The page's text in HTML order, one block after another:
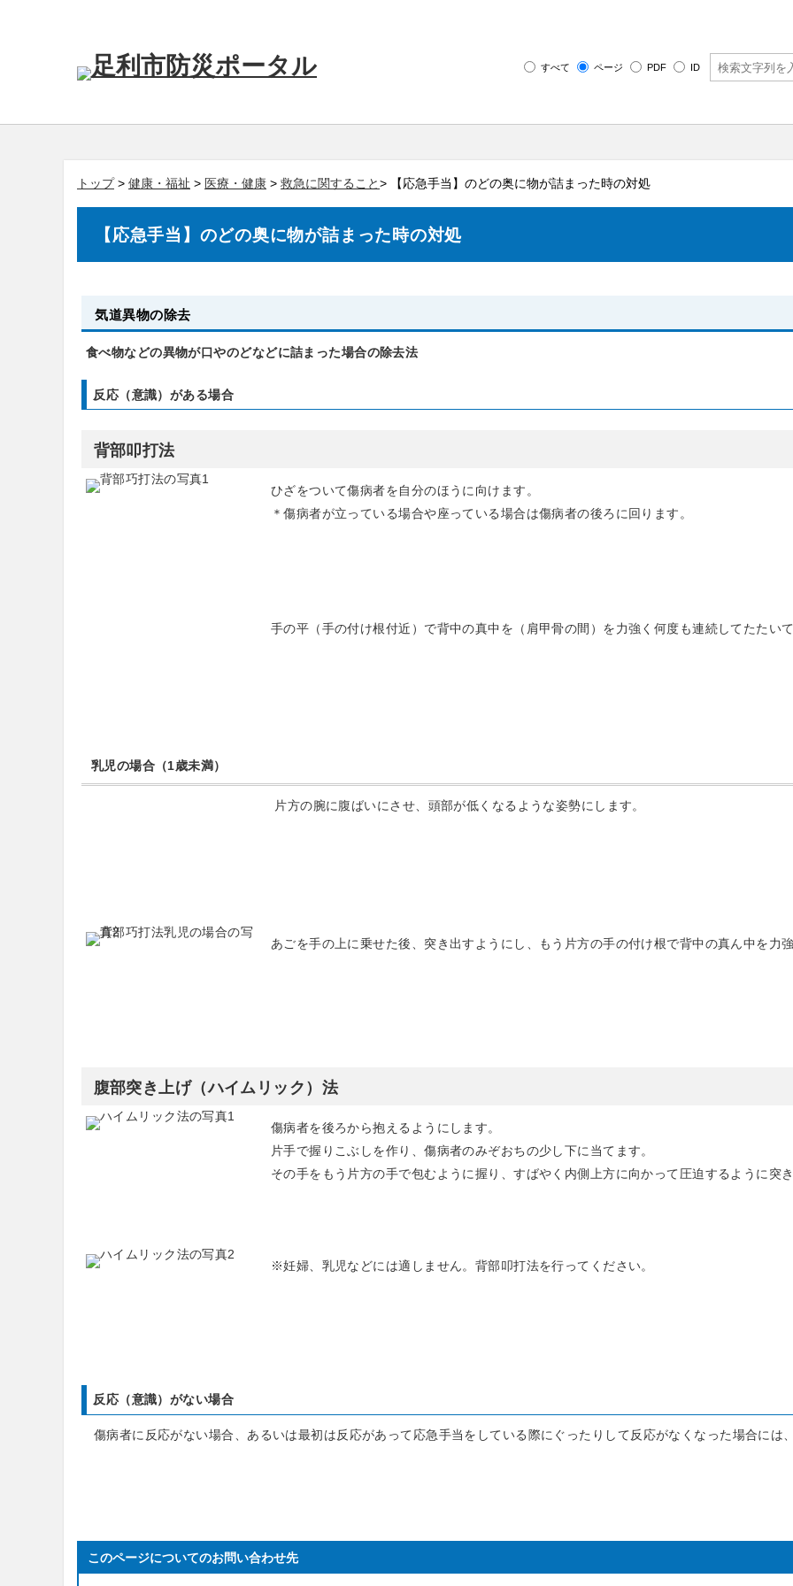
すべて ページ PDF ID
トップ> 健康・福祉 > 医療・健康 > 救急に関すること> 【応急手当】のどの奥に物が詰まった時の対処
【応急手当】のどの奥に物が詰まった時の対処
気道異物の除去
食べ物などの異物が口やのどなどに詰まった場合の除去法
反応（意識）がある場合
背部叩打法
ひざをついて傷病者を自分のほうに向けます。
＊傷病者が立っている場合や座っている場合は傷病者の後ろに回ります。
手の平（手の付け根付近）で背中の真中を（肩甲骨の間）を力強く何度も連続してたたいて
乳児の場合（1歳未満）
片方の腕に腹ばいにさせ、頭部が低くなるような姿勢にします。
あごを手の上に乗せた後、突き出すようにし、もう片方の手の付け根で背中の真ん中を力
腹部突き上げ（ハイムリック）法
傷病者を後ろから抱えるようにします。
片手で握りこぶしを作り、傷病者のみぞおちの少し下に当てます。
その手をもう片方の手で包むように握り、すばやく内側上方に向かって圧迫するように突き
※妊婦、乳児などには適しません。背部叩打法を行ってください。
反応（意識）がない場合
傷病者に反応がない場合、あるいは最初は反応があって応急手当をしている際にぐったりして反応がなくなった場合には
このページについてのお問い合わせ先